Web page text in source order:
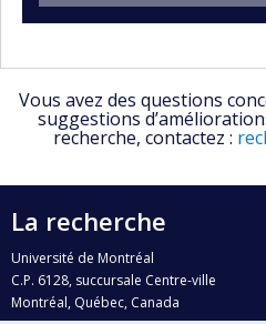
Vous avez des questions
suggestions
recherche, contactez :
La recherche
Université de Montréal
C.P. 6128, succursale Centre-ville
Montréal, Québec, Canada